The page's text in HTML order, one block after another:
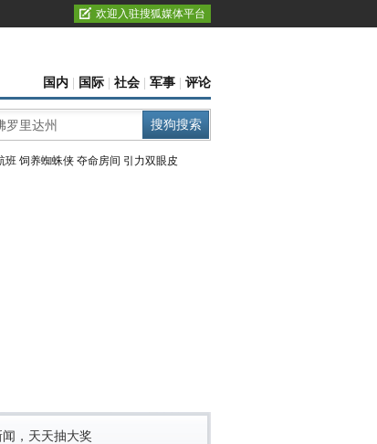
欢迎入驻搜狐媒体平台
国内 国际 社会 军事 评论
班 饲养蜘蛛侠 夺命房间 引力双眼皮
，天天抽大奖